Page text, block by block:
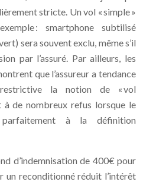
stricte. Un vol « simple »
: smartphone subtilisé
sera souvent exclu, même s’il
par l’assuré. Par ailleurs, les
que l’assureur a tendance
la notion de « vol
à de nombreux refus lorsque le
à la définition
d’indemnisation de 400€ pour
un reconditionné réduit l’intérêt